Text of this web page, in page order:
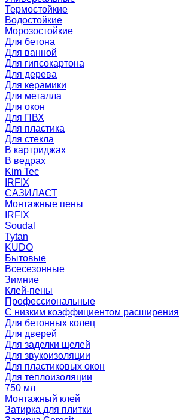
Термостойкие
Водостойкие
Морозостойкие
Для бетона
Для ванной
Для гипсокартона
Для дерева
Для керамики
Для металла
Для окон
Для ПВХ
Для пластика
Для стекла
В картриджах
В ведрах
Kim Tec
IRFIX
САЗИЛАСТ
Монтажные пены
IRFIX
Soudal
Tytan
KUDO
Бытовые
Всесезонные
Зимние
Клей-пены
Профессиональные
С низким коэффициентом расширения
Для бетонных колец
Для дверей
Для заделки щелей
Для звукоизоляции
Для пластиковых окон
Для теплоизоляции
750 мл
Монтажный клей
Затирка для плитки